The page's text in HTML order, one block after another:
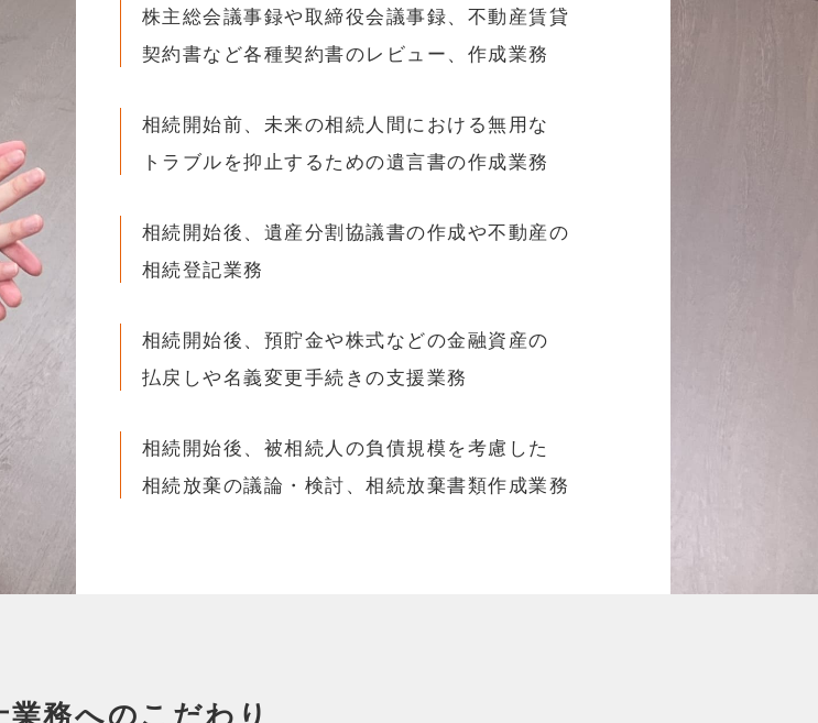
株主総会議事録や取締役会議事録、不動産賃貸
契約書など各種契約書のレビュー、作成業務
相続開始前、未来の相続人間における無用な
トラブルを抑止するための遺言書の作成業務
相続開始後、遺産分割協議書の作成や不動産の
相続登記業務
相続開始後、預貯金や株式などの金融資産の
払戻しや名義変更手続きの支援業務
相続開始後、被相続人の負債規模を考慮した
相続放棄の議論・検討、相続放棄書類作成業務